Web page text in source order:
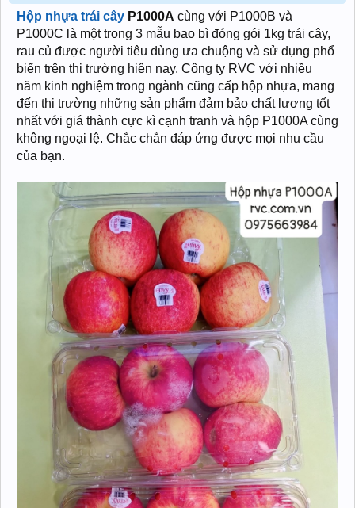
Hộp nhựa trái cây P1000A cùng với P1000B và
P1000C là một trong 3 mẫu bao bì đóng gói 1kg trái cây,
rau củ được người tiêu dùng ưa chuộng và sử dụng phổ
biến trên thị trường hiện nay. Công ty RVC với nhiều
năm kinh nghiệm trong ngành cũng cấp hộp nhựa, mang
đến thị trường những sản phẩm đảm bảo chất lượng tốt
nhất với giá thành cực kì cạnh tranh và hộp P1000A cùng
không ngoại lệ. Chắc chắn đáp ứng được mọi nhu cầu
của bạn.